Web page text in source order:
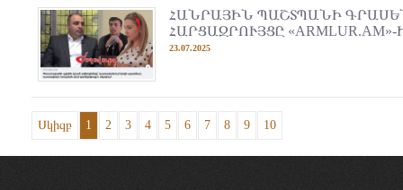
ՀԱՆՐԱՅԻՆ ՊԱՇՏՊԱՆԻ
ՀԱՐՑԱԶՐՈՒՅՑԸ
23.07.2025
Սկիզբ 1 2 3 4 5 6 7 8 9 10